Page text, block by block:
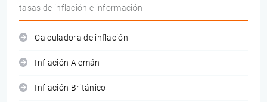
tasas de inflación e información
Calculadora de inflación
Inflación Alemán
Inflación Británico